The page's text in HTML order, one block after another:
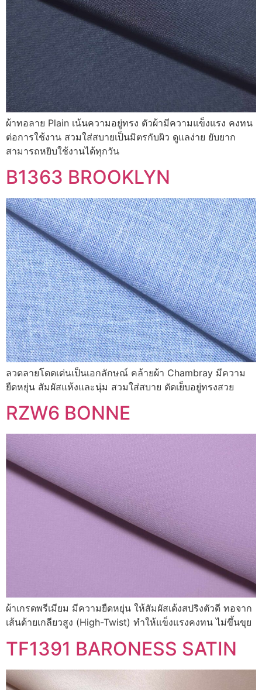
ผ้าทอลาย Plain เน้นความอยู่ทรง ตัวผ้ามีความแข็งแรง คงทน
ต่อการใช้งาน สวมใส่สบายเป็นมิตรกับผิว ดูแลง่าย ยับยาก
สามารถหยิบใช้งานได้ทุกวัน
B1363 BROOKLYN
ลวดลายโดดเด่นเป็นเอกลักษณ์ คล้ายผ้า Chambray มีความ
ยืดหยุ่น สัมผัสแห้งและนุ่ม สวมใส่สบาย ตัดเย็บอยู่ทรงสวย
RZW6 BONNE
ผ้าเกรดพรีเมียม มีความยืดหยุ่น ให้สัมผัสเด้งสปริงตัวดี ทอจาก
เส้นด้ายเกลียวสูง (High-Twist) ทำให้แข็งแรงคงทน ไม่ขึ้นขุย
TF1391 BARONESS SATIN